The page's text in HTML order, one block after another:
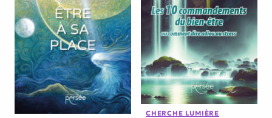
CHERCHE LUMIÈRE